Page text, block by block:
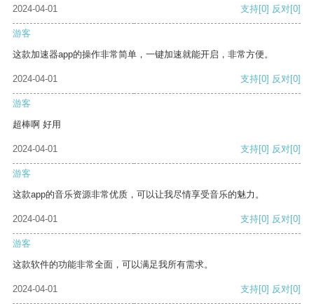
2024-04-01
支持[0] 反对[0]
游客
这款加速器app的操作非常简单，一键加速就能开启，非常方便。
2024-04-01 支持[0] 反对[0]
游客
超棒啊 好用
2024-04-01 支持[0] 反对[0]
游客
这款app的音乐资源非常优质，可以让我尽情享受音乐的魅力。
2024-04-01 支持[0] 反对[0]
游客
这款软件的功能非常全面，可以满足我所有需求。
2024-04-01 支持[0] 反对[0]